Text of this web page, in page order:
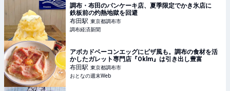
調布・布田のパンケーキ店、夏季限定でかき氷店に
鉄板前の灼熱地獄を回避
布田駅 東京都調布市
調布経済新聞
アボカドベーコンエッグにピザ風も。調布の食材を活
かしたガレット専門店『Oklm』は引き出し豊富
布田駅 東京都調布市
おとなの週末Web